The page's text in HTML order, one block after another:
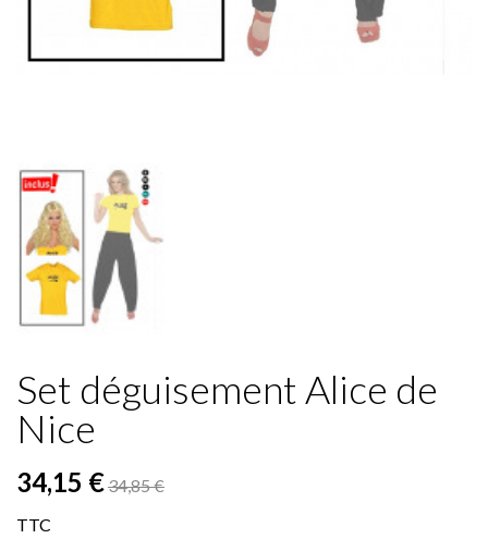
Set déguisement Alice de
Nice
34,15 €34,85 €
TTC